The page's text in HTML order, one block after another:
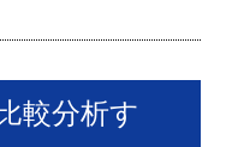
較分析す